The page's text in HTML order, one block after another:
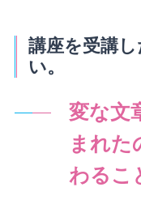
講座を受講
い。
変な文
まれた
わるこ